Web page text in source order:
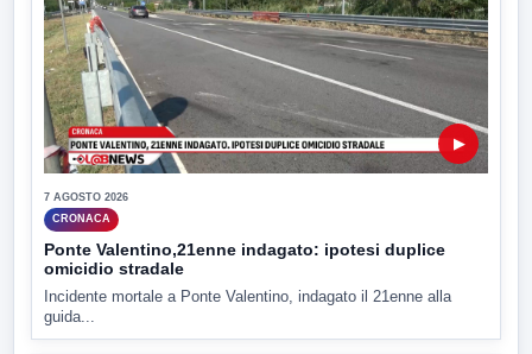
▶
7 AGOSTO 2026
CRONACA
Ponte Valentino,21enne indagato: ipotesi duplice
omicidio stradale
Incidente mortale a Ponte Valentino, indagato il 21enne alla
guida...